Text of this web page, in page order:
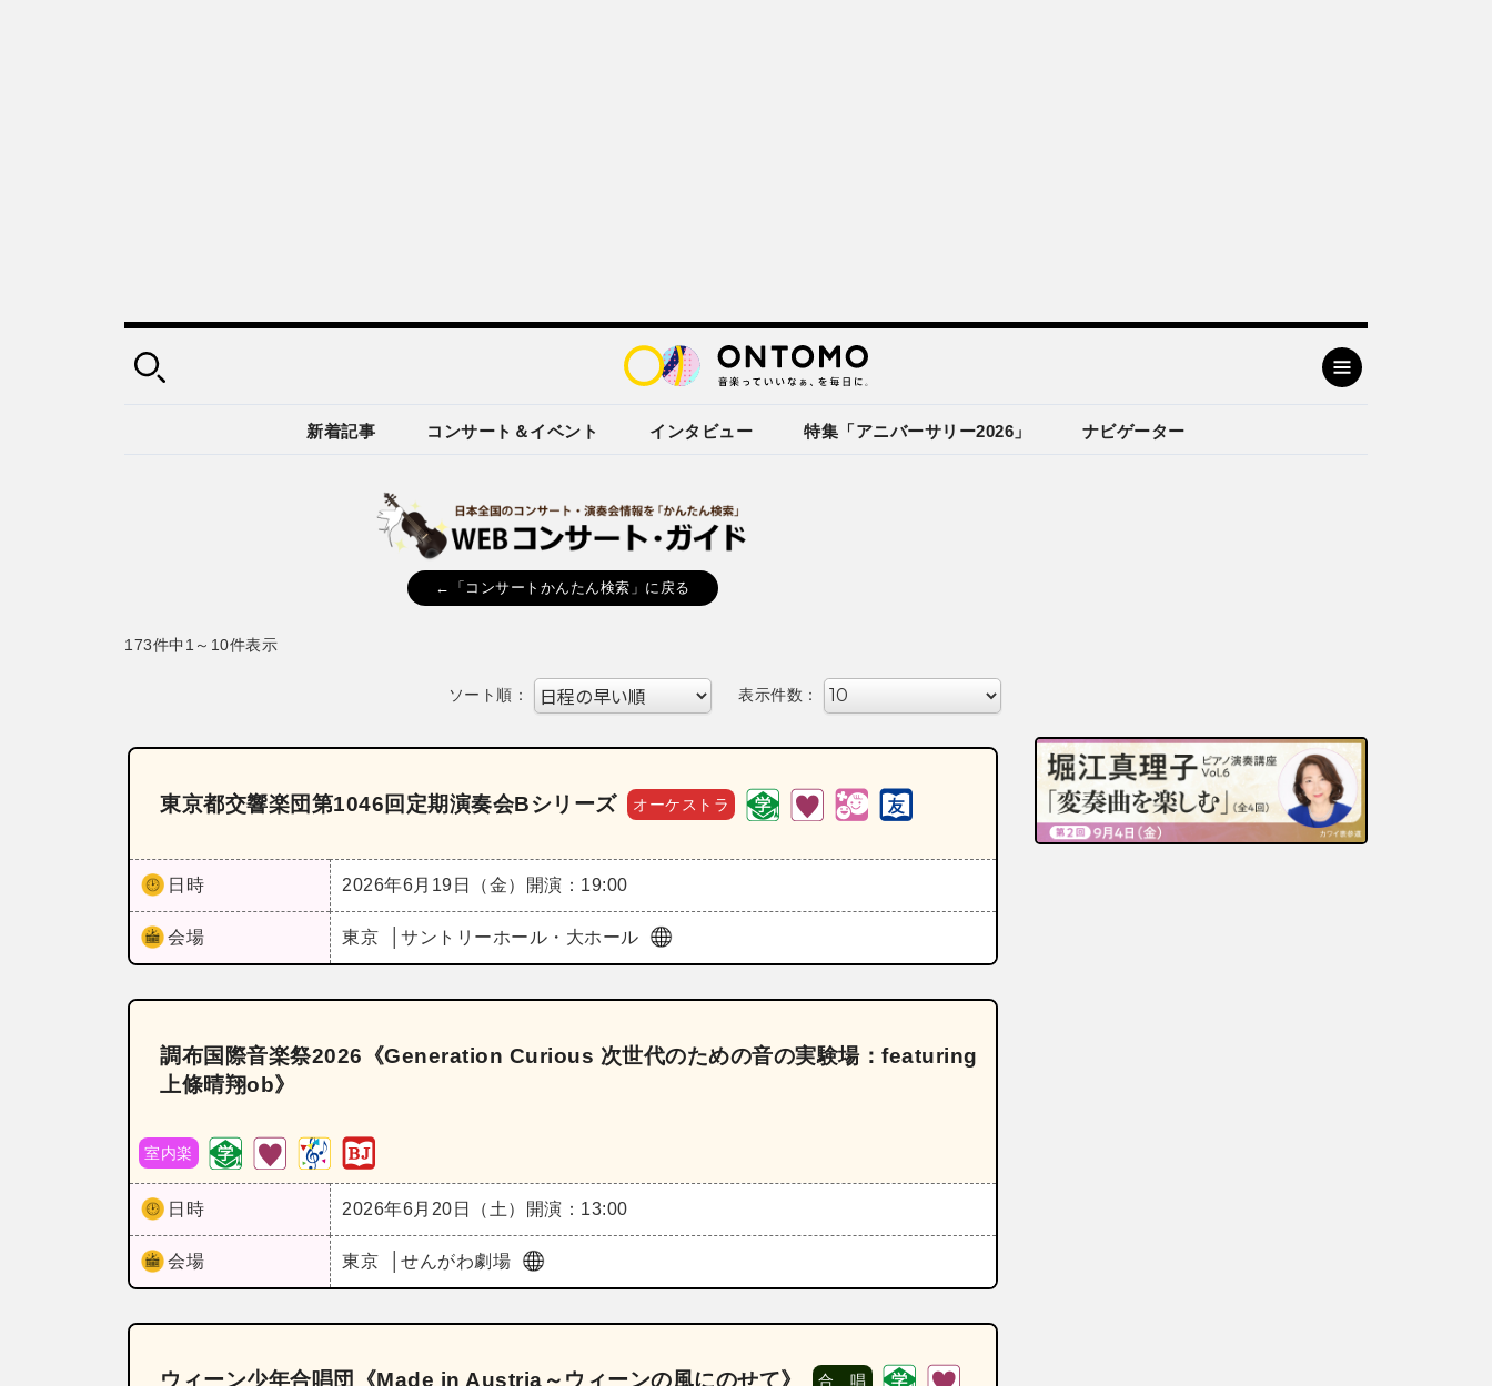
新着記事 コンサート＆イベント インタビュー 特集「アニバーサリー2026」 ナビゲーター
←「コンサートかんたん検索」に戻る
173件中1～10件表示
ソート順： 表示件数：
東京都交響楽団第1046回定期演奏会Bシリーズ オーケストラ
日時 2026年6月19日（金） 開演：19:00
会場 東京 サントリーホール・大ホール
調布国際音楽祭2026《Generation Curious 次世代のための音の実験場：featuring
上條晴翔ob》
室内楽
日時 2026年6月20日（土） 開演：13:00
会場 東京 せんがわ劇場
ウィーン少年合唱団《Made in Austria～ウィーンの風にのせて》 合 唱